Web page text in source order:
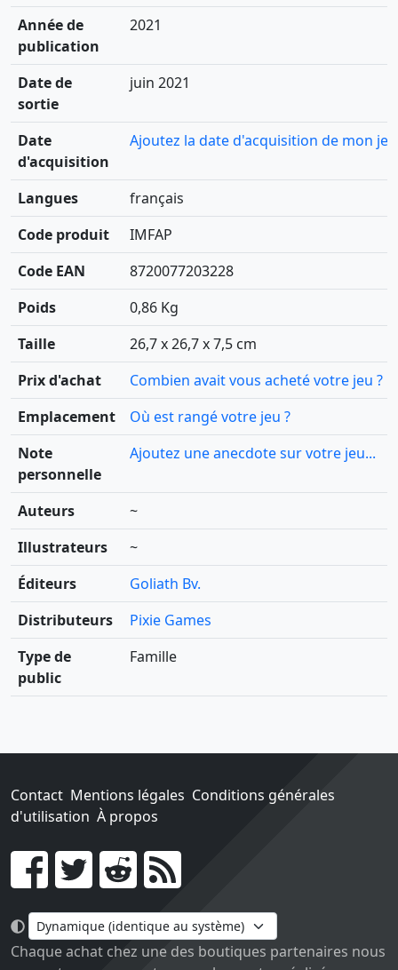
Année de
publication
2021
Date de
sortie
juin 2021
Date
d'acquisition
Ajoutez la date d'acquisition de mon jeu
Langues
français
Code produit
IMFAP
Code EAN
8720077203228
Poids
0,86 Kg
Taille
26,7 x 26,7 x 7,5 cm
Prix d'achat
Combien avait vous acheté votre jeu ?
Emplacement
Où est rangé votre jeu ?
Note
personnelle
Ajoutez une anecdote sur votre jeu...
Auteurs
~
Illustrateurs
~
Éditeurs
Goliath Bv.
Distributeurs
Pixie Games
Type de
public
Famille
Contact Mentions légales Conditions générales
d'utilisation À propos
Go !
Chaque achat chez une des boutiques partenaires nous